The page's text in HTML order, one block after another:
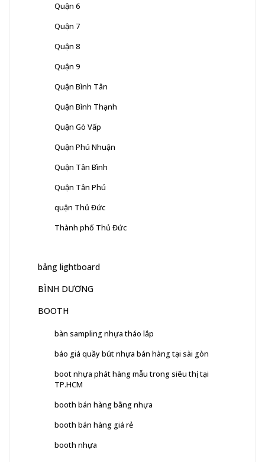
Quận 6
Quận 7
Quận 8
Quận 9
Quận Bình Tân
Quận Bình Thạnh
Quận Gò Vấp
Quận Phú Nhuận
Quận Tân Bình
Quận Tân Phú
quận Thủ Đức
Thành phố Thủ Đức
bảng lightboard
BÌNH DƯƠNG
BOOTH
bàn sampling nhựa tháo lắp
báo giá quầy bút nhựa bán hàng tại sài gòn
boot nhựa phát hàng mẫu trong siêu thị tại
TP.HCM
booth bán hàng bằng nhựa
booth bán hàng giá rẻ
booth nhựa